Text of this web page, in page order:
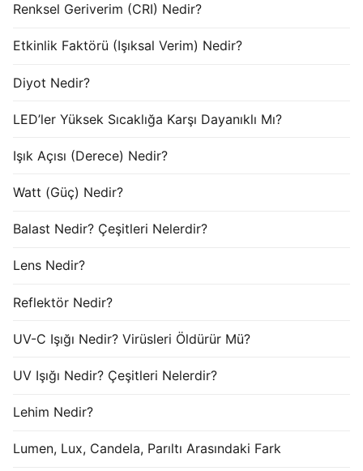
Renksel Geriverim (CRI) Nedir?
Etkinlik Faktörü (Işıksal Verim) Nedir?
Diyot Nedir?
LED’ler Yüksek Sıcaklığa Karşı Dayanıklı Mı?
Işık Açısı (Derece) Nedir?
Watt (Güç) Nedir?
Balast Nedir? Çeşitleri Nelerdir?
Lens Nedir?
Reflektör Nedir?
UV-C Işığı Nedir? Virüsleri Öldürür Mü?
UV Işığı Nedir? Çeşitleri Nelerdir?
Lehim Nedir?
Lumen, Lux, Candela, Parıltı Arasındaki Fark